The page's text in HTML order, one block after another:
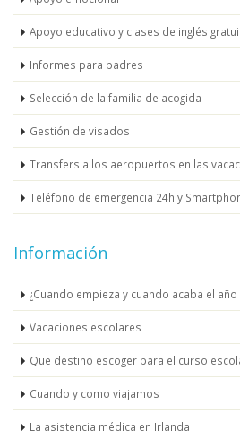
Apoyo educativo y clases de inglés
Informes para padres
Selección de la familia de acogida
Gestión de visados
Transfers a los aeropuertos en las
Teléfono de emergencia 24h y
Información
¿Cuando empieza y cuando acaba el
Vacaciones escolares
Que destino escoger para el curso
Cuando y como viajamos
La asistencia médica en Irlanda